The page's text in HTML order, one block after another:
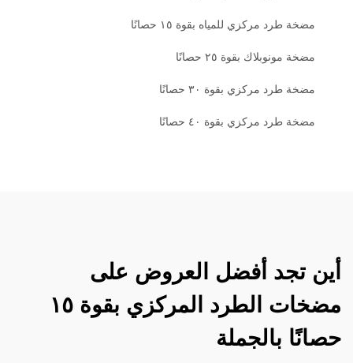
مضخة طرد مركزي للمياه بقوة ١٥ حصانًا
مضخة مونوبلاك بقوة ٢٥ حصانًا
مضخة طرد مركزي بقوة ٣٠ حصانًا
مضخة طرد مركزي بقوة ٤٠ حصانًا
أين تجد أفضل العروض على
مضخات الطرد المركزي بقوة ١٥
حصانًا بالجملة